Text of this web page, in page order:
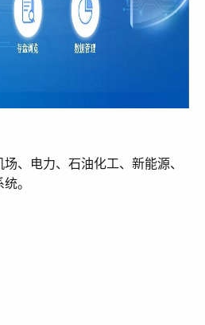
、电力、石油化工、新能源、
。